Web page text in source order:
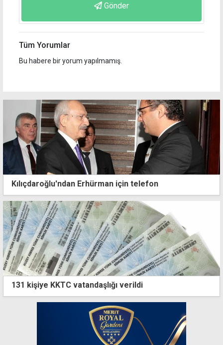
Gönder
Tüm Yorumlar
Bu habere bir yorum yapılmamış.
Kılıçdaroğlu'ndan Erhürman için telefon
131 kişiye KKTC vatandaşlığı verildi